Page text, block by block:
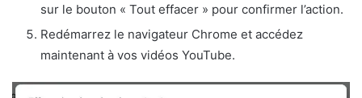
sur le bouton « Tout effacer » pour confirmer l’action.
Redémarrez le navigateur Chrome et accédez
maintenant à vos vidéos YouTube.